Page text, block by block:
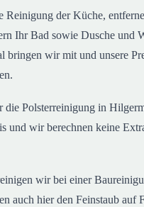
Reinigung der Küche,
Ihr Bad sowie Dusche und
bringen wir mit und unsere
Polsterreinigung in
und wir berechnen keine
wir bei einer
auch hier den Feinstaub auf